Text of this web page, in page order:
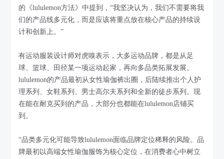
的《lululemon方法》中提到，“我坚决认为，我们不需要将我
们的产品线多元化，而是应该将重点放在核心产品的持续设
计和创新上。”
有运动服装设计师对虎嗅表示，大多运动品牌，都是从足
球、篮球、田径某一项运动起家，再向多品类拓展发展。
lululemon的产品最初从女性瑜伽裤出圈，后陆续推出个人护
理系列、女鞋系列、男士高尔夫系列和全新的徒步系列。现
在能在耐克买到的产品，大部分也都能在lululemon店铺买
到。
“品类多元化可能导致lululemon面临品牌定位稀释的风险。品
牌最初以高端女性瑜伽服饰为核心定位，在消费者心中树立